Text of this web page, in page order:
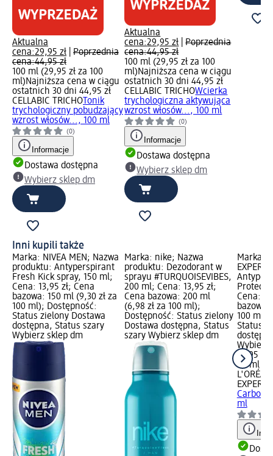
Aktualna
cena:29,95 zł
Poprzednia
cena:44,95 zł
100 ml (29,95 zł za 100
ml)Najniższa cena w ciągu
ostatnich 30 dni 44,95 zł
CELLABIC TRICHO Tonik
trychologiczny pobudzający
wzrost włosów..., 100 ml
(0)
Informacje
Dostawa dostępna
Wybierz sklep dm
Aktualna
cena:29,95 zł |Poprzednia
cena:44,95 zł
100 ml (29,95 zł za 100
ml)Najniższa cena w ciągu
ostatnich 30 dni 44,95 zł
CELLABIC TRICHOWcierka
trychologiczna aktywująca
wzrost włosów..., 100 ml
(0)
Informacje
Dostawa dostępna
Wybierz sklep dm
Inni kupili także
Marka: NIVEA MEN; Nazwa
produktu: Antyperspirant
Fresh Kick spray, 150 ml;
Cena: 13,95 zł; Cena
bazowa: 150 ml (9,30 zł za
100 ml); Dostępność:
Status zielony Dostawa
dostępna, Status szary
Wybierz sklep dm
Marka: nike; Nazwa
produktu: Dezodorant w
sprayu #TURQUOISEVIBES,
200 ml; Cena: 13,95 zł;
Cena bazowa: 200 ml
(6,98 zł za 100 ml);
Dostępność: Status zielony
Dostawa dostępna, Status
szary Wybierz sklep dm
Marka:
Protect
Cena:
bazowa:
100 ml);
Status
Wybierz
14,95 zł
50 ml
EXPERT
Carbon
ml